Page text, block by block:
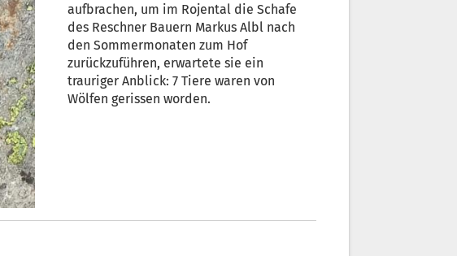
aufbrachen, um im Rojental die Schafe
des Reschner Bauern Markus Albl nach
den Sommermonaten zum Hof
zurückzuführen, erwartete sie ein
trauriger Anblick: 7 Tiere waren von
Wölfen gerissen worden.